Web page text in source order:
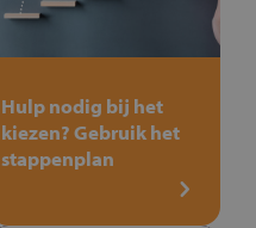
Hulp nodig bij het
kiezen? Gebruik het
stappenplan